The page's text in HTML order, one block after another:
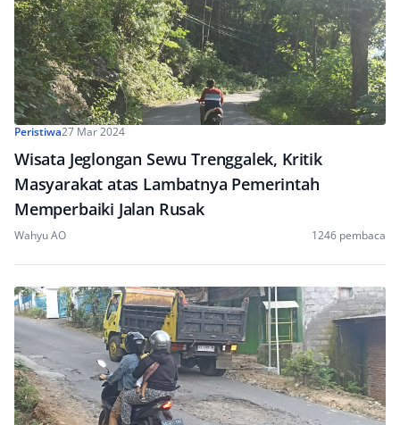
Peristiwa27 Mar 2024
Wisata Jeglongan Sewu Trenggalek, Kritik
Masyarakat atas Lambatnya Pemerintah
Memperbaiki Jalan Rusak
Wahyu AO 1246 pembaca